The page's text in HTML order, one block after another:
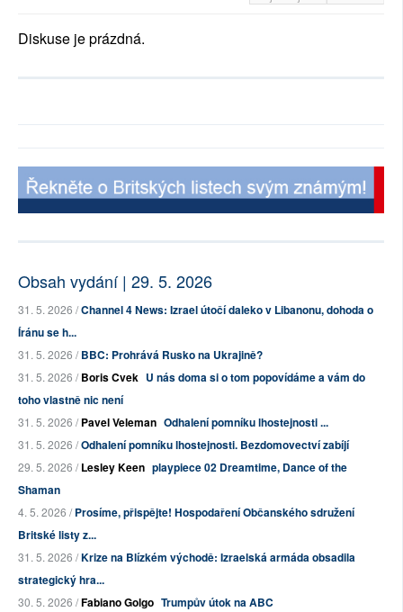
Diskuse je prázdná.
Obsah vydání | 29. 5. 2026
31. 5. 2026 /Channel 4 News: Izrael útočí daleko v Libanonu, dohoda o
Íránu se h...
31. 5. 2026 /BBC: Prohrává Rusko na Ukrajině?
31. 5. 2026 /Boris Cvek U nás doma si o tom popovídáme a vám do
toho vlastně nic není
31. 5. 2026 /Pavel Veleman Odhalení pomníku lhostejnosti ...
31. 5. 2026 /Odhalení pomníku lhostejnosti. Bezdomovectví zabíjí
29. 5. 2026 /Lesley Keen playpiece 02 Dreamtime, Dance of the
Shaman
4. 5. 2026 /Prosíme, přispějte! Hospodaření Občanského sdružení
Britské listy z...
31. 5. 2026 /Krize na Blízkém východě: Izraelská armáda obsadila
strategický hra...
30. 5. 2026 /Fabiano Golgo Trumpův útok na ABC